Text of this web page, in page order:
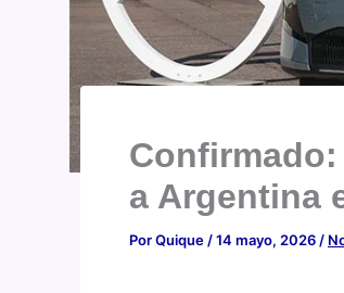
a Argentina
PorQuique /14 mayo, 2026 /